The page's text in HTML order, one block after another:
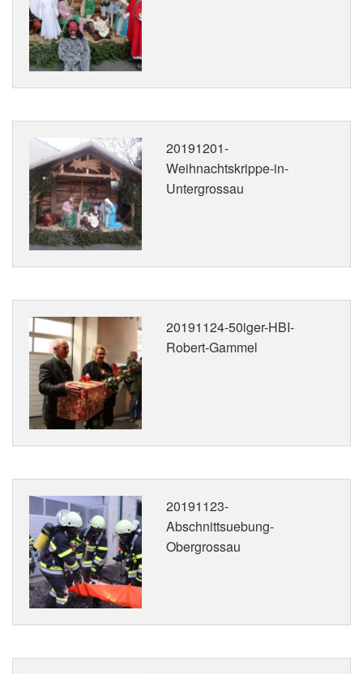
20191201-
Weihnachtskrippe-in-
Untergrossau
20191124-50iger-HBI-
Robert-Gammel
20191123-
Abschnittsuebung-
Obergrossau